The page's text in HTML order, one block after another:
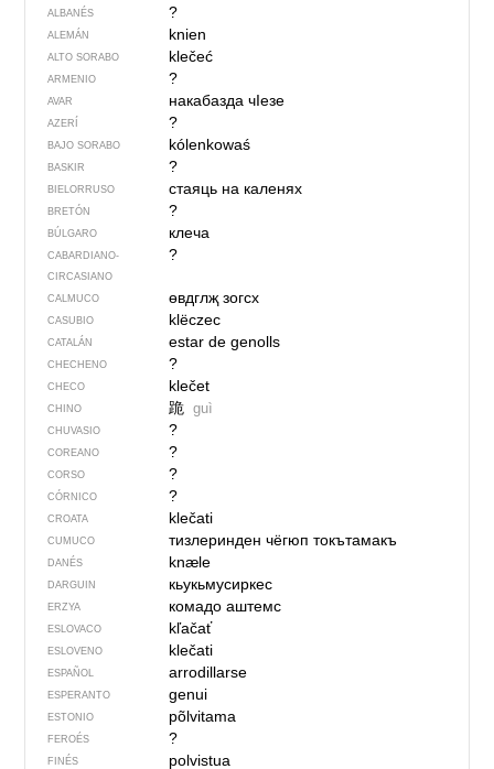
ALBANÉS ?
ALEMÁN knien
ALTO SORABO klečeć
ARMENIO ?
AVAR накабазда чIезе
AZERÍ ?
BAJO SORABO kólenkowaś
BASKIR ?
BIELORRUSO стаяць на каленях
BRETÓN ?
BÚLGARO клеча
CABARDIANO-
CIRCASIANO
?
CALMUCO өвдглҗ зогсх
CASUBIO klëczec
CATALÁN estar de genolls
CHECHENO ?
CHECO klečet
CHINO 跪 guì
CHUVASIO ?
COREANO ?
CORSO ?
CÓRNICO ?
CROATA klečati
CUMUCO тизлеринден чёгюп токътамакъ
DANÉS knæle
DARGUIN кьукьмусиркес
ERZYA комадо аштемс
ESLOVACO kľačať
ESLOVENO klečati
ESPAÑOL arrodillarse
ESPERANTO genui
ESTONIO põlvitama
FEROÉS ?
FINÉS polvistua